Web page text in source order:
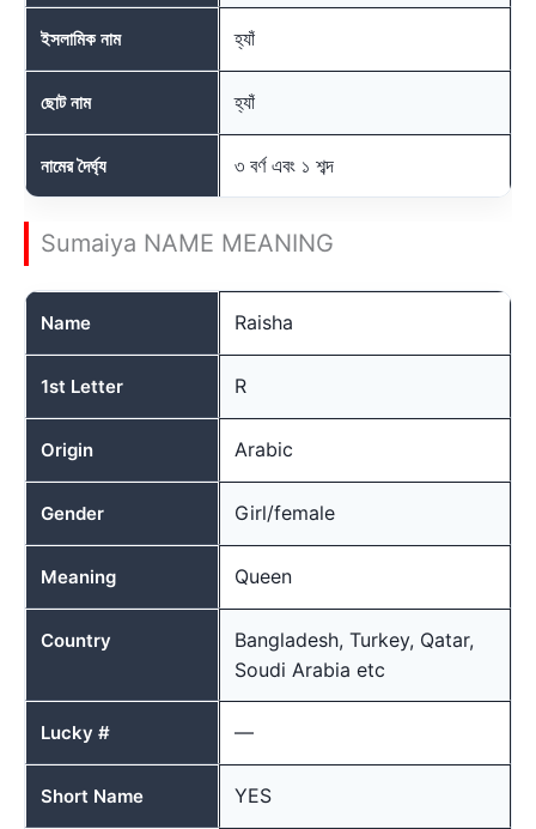
ইসলামিক নাম হ্যাঁ
ছোট নাম হ্যাঁ
নামের দৈর্ঘ্য ৩ বর্ণ এবং ১ শব্দ
Sumaiya NAME MEANING
Name Raisha
1st Letter R
Origin Arabic
Gender Girl/female
Meaning Queen
Country
Bangladesh, Turkey, Qatar,
Soudi Arabia etc
Lucky # —
Short Name YES